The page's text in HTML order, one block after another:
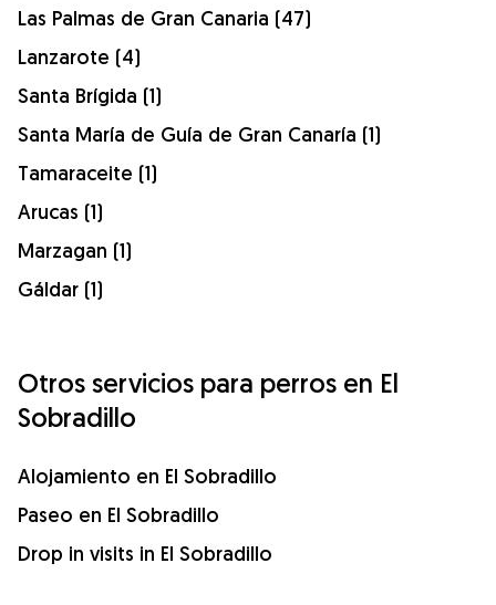
Las Palmas de Gran Canaria (47)
Lanzarote (4)
Santa Brígida (1)
Santa María de Guía de Gran Canaría (1)
Tamaraceite (1)
Arucas (1)
Marzagan (1)
Gáldar (1)
Otros servicios para perros en El
Sobradillo
Alojamiento en El Sobradillo
Paseo en El Sobradillo
Drop in visits in El Sobradillo